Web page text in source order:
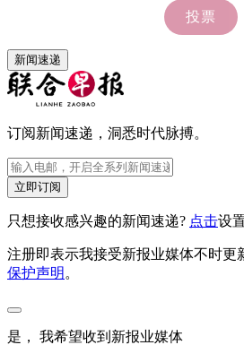
新闻速递
订阅新闻速递，洞悉时代脉搏。
立即订阅
只想接收感兴趣的新闻速递? 点击设
注册即表示我接受新报业媒体不时更
保护声明 。
是， 我希望收到新报业媒体